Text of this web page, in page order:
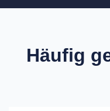
Häufig